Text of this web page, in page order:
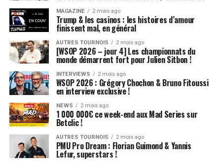
MAGAZINE 2 mois ago
Trump & les casinos : les histoires d’amour
finissent mal, en général
AUTRES TOURNOIS 2 mois ago
[WSOP 2026 – jour 4] Les championnats du
monde démarrent fort pour Julien Sitbon !
INTERVIEWS 2 mois ago
WSOP 2026 : Grégory Chochon & Bruno Fitoussi
en interview exclusive !
NEWS 2 mois ago
1 000 000€ ce week-end aux Mad Series sur
Betclic !
AUTRES TOURNOIS 2 mois ago
PMU Pro Dream : Florian Guimond & Yannis
Lefur, superstars !